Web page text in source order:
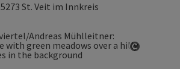
5273 St. Veit im Innkreis